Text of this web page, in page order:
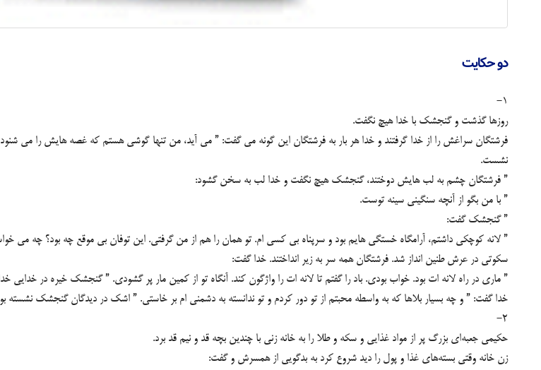
دو حکایت
1-
روزها گذشت و گنجشک با خدا هیچ نگفت.
فرشتگان سراغش را از خدا گرفتند و خدا هر بار به فرشتگان این گونه می گفت: ” می آید، من تنها گوشی هستم که غصه هایش را می
نشست.
” فرشتگان چشم به لب هایش دوختند، گنجشک هیچ نگفت و خدا لب به سخن گشود:
” با من بگو از آنچه سنگینی سینه توست.
” گنجشک گفت:
” لانه کوچکی داشتم، آرامگاه خستگی هایم بود و سرپناه بی کسی ام. تو همان را هم از من گرفتی. این توفان بی موقع چه بود؟ چه می
سکوتی در عرش طنین انداز شد. فرشتگان همه سر به زیر انداختند. خدا گفت:
” ماری در راه لانه ات بود. خواب بودی. باد را گفتم تا لانه ات را واژگون کند. آنگاه تو از کمین مار پر گشودی. ” گنجشک خیره در خدایی خدا
خدا گفت: ” و چه بسیار بلاها که به واسطه محبتم از تو دور کردم و تو ندانسته به دشمنی ام بر خاستی. ” اشک در دیدگان گنجشک
2-
حکیمی جعبه‌اى بزرگ پر از مواد غذایى و سکه و طلا را به خانه زنى با چندین بچه قد و نیم قد برد.
زن خانه وقتى بسته‌هاى غذا و پول را دید شروع کرد به بدگویى از همسرش و گفت: